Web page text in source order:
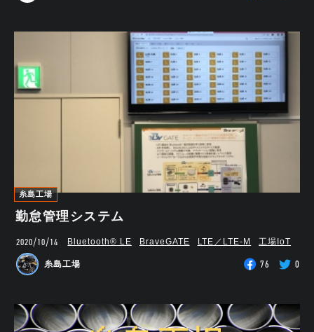
糸島工場
勤怠管理システム
2020/10/14 Bluetooth®︎ LE BraveGATE LTE／LTE-M 工場IoT
糸島工場 76 0